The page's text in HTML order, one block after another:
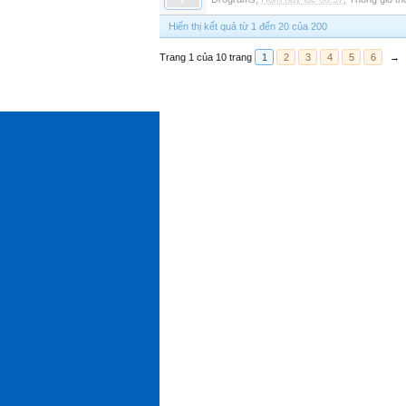
Hiển thị kết quả từ 1 đến 20 của 200
Trang 1 của 10 trang 1 2 3 4 5 6 →